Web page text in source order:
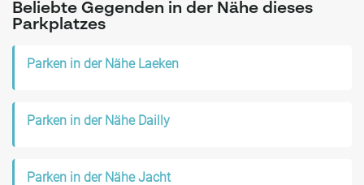
Beliebte Gegenden in der Nähe dieses
Parkplatzes
Parken in der Nähe Laeken
Parken in der Nähe Dailly
Parken in der Nähe Jacht